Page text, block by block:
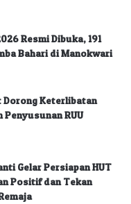
Resmi Dibuka, 191
Bahari di Manokwari
Dorong Keterlibatan
Penyusunan RUU
Gelar Persiapan HUT
Positif dan Tekan